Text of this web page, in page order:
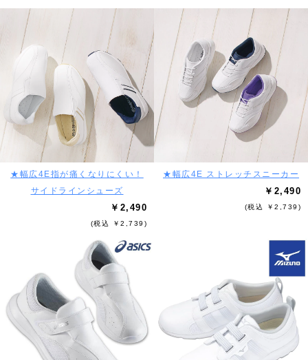
★幅広4E指が痛くなりにくい！
サイドラインシューズ
￥2,490
(税込 ￥2,739)
★幅広4E ストレッチスニーカー
￥2,490
(税込 ￥2,739)